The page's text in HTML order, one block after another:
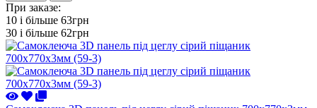
При заказе:
10 i більше 63грн
30 i більше 62грн